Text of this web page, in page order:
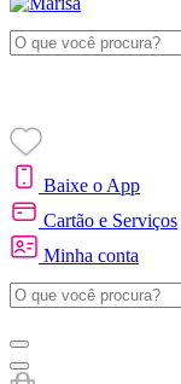
Baixe o App
Cartão e Serviços
Minha conta